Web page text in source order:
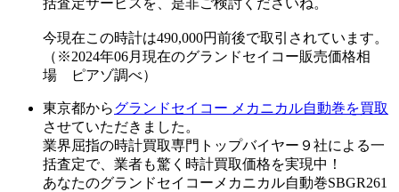
今現在この時計は490,000円前後で取引されています。
（※2024年06月現在のグランドセイコー販売価格相
場 ピアゾ調べ）
東京都からグランドセイコー メカニカル自動巻を買取
させていただきました。
業界屈指の時計買取専門トップバイヤー９社による一
括査定で、業者も驚く時計買取価格を実現中！
あなたのグランドセイコーメカニカル自動巻SBGR261